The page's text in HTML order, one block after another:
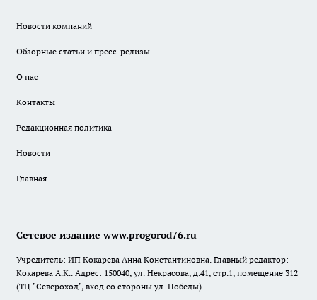
Новости компаний
Обзорные статьи и пресс-релизы
О нас
Контакты
Редакционная политика
Новости
Главная
Сетевое издание www.progorod76.ru
Учредитель: ИП Кокарева Анна Константиновна. Главный редактор:
Кокарева А.К.. Адрес: 150040, ул. Некрасова, д.41, стр.1, помещение 312
(ТЦ "Североход", вход со стороны ул. Победы)